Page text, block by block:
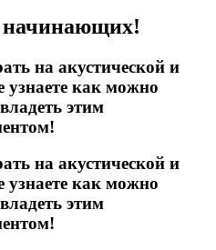
начинающих!
на акустической и
узнаете как можно
этим
на акустической и
узнаете как можно
этим